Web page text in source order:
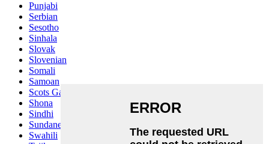
Punjabi
Serbian
Sesotho
Sinhala
Slovak
Slovenian
Somali
Samoan
Scots Gaelic
Shona
Sindhi
Sundanese
Swahili